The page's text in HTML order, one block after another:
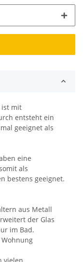
ist mit
entsteht ein
geeignet als
eine
als
bestens geeignet.
aus Metall
der Glas
im Bad.